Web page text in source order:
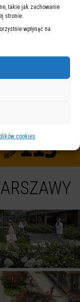
takie jak zachowanie
stronie.
wpłynąć na
cookies